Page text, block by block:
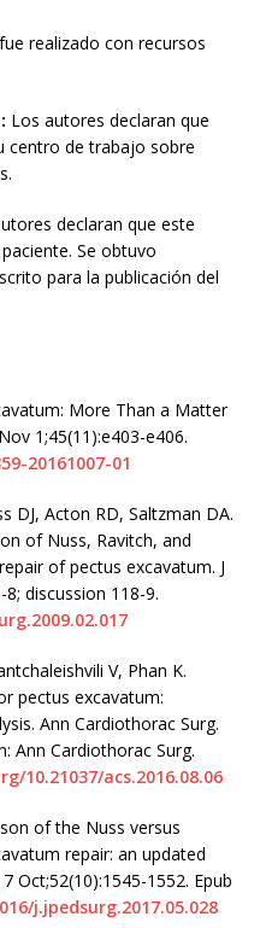
realizado con recursos
Los autores declaran que
centro de trabajo sobre
declaran que este
Se obtuvo
para la publicación del
More Than a Matter
1;45(11):e403-e406.
20161007-01
DJ, Acton RD, Saltzman DA.
of Nuss, Ravitch, and
of pectus excavatum. J
8; discussion 118-9.
V, Phan K.
pectus excavatum:
Ann Cardiothorac Surg.
Ann Cardiothorac Surg.
10.21037/acs.2016.08.06
of the Nuss versus
repair: an updated
Oct;52(10):1545-1552. Epub
j.jpedsurg.2017.05.028